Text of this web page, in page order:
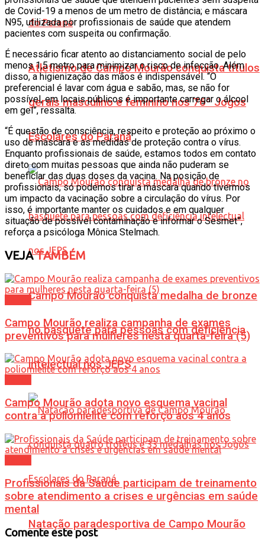
Atletismo de Campo Mourão conquista títulos
gerais masculino e feminino nos 76º Jogos
Escolares do Paraná
Campo Mourão conquista medalha de bronze
no basquete para pessoas com deficiência
intelectual nos JEPS
Natação paradesportiva de Campo Mourão
de Covid-19 a menos de um metro de distância; e máscara
N95, utilizada por profissionais de saúde que atendem
pacientes com suspeita ou confirmação.
É necessário ficar atento ao distanciamento social de pelo
menos 1,5 metro para minimizar o risco de infecção. Além
disso, a higienização das mãos é indispensável. “O
preferencial é lavar com água e sabão, mas, se não for
possível, em locais públicos é importante carregar o álcool
em gel”, ressalta.
“É questão de consciência, respeito e proteção ao próximo o
uso de máscara e as medidas de proteção contra o vírus.
Enquanto profissionais de saúde, estamos todos em contato
direto com muitas pessoas que ainda não puderam se
beneficiar das duas doses da vacina. Na posição de
profissionais, só podemos tirar a máscara quando tivermos
um impacto da vacinação sobre a circulação do vírus. Por
isso, é importante manter os cuidados e em qualquer
situação de possível contaminação e informar o Sesmet”,
reforça a psicóloga Mônica Stelmach.
VEJATAMBÉM
Campo Mourão realiza campanha de exames
preventivos para mulheres nesta quarta-feira (5)
Campo Mourão adota novo esquema vacinal
contra a poliomielite com reforço aos 4 anos
Profissionais da Saúde participam de treinamento
sobre atendimento a crises e urgências em saúde
mental
Comente este post